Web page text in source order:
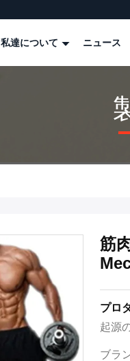
私達について ニュース
筋
プロ
起源
ブラ